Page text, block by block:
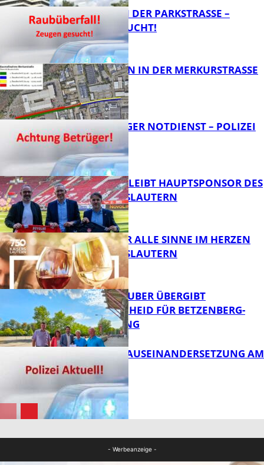
FB News
ÜBERFALL IN DER PARKSTRASSE – Z
EUGEN GESUCHT!
BAUARBEITEN IN DER MERKURSTRASSE
FB News
FRAGWÜRDIGER NOTDIENST – POLIZEI
WARNT
FB News
NOVOLINE BLEIBT HAUPTSPONSOR DES
1. FC KAISERSLAUTERN
FB Kultur
GENÜSSE FÜR ALLE SINNE IM HERZEN
VON KAISERSLAUTERN
MINISTER TEUBER ÜBERGIBT
FÖRDERBESCHEID FÜR BETZENBERG-
ENTWICKLUNG
HANDFESTE AUSEINANDERSETZUNG AM
PFAFFPLATZ
- Werbeanzeige -